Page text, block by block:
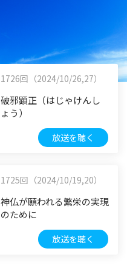
1726回（2024/10/26,27）
破邪顕正（はじゃけんし
ょう）
放送を聴く
1725回（2024/10/19,20）
神仏が願われる繁栄の実現
のために
放送を聴く